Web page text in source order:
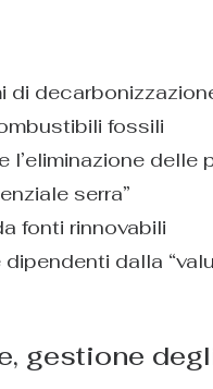
di
fossili
delle
serra”
fonti rinnovabili
dalla
gestione